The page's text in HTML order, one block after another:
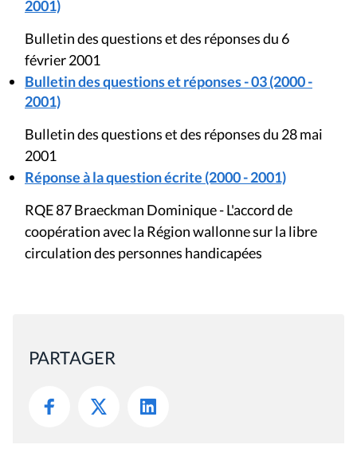
2001)
Bulletin des questions et des réponses du 6
février 2001
Bulletin des questions et réponses - 03 (2000 -
2001)
Bulletin des questions et des réponses du 28 mai
2001
Réponse à la question écrite (2000 - 2001)
RQE 87 Braeckman Dominique - L'accord de
coopération avec la Région wallonne sur la libre
circulation des personnes handicapées
PARTAGER